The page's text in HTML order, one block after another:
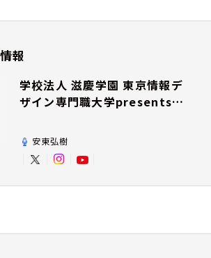
報
学校法人 滋慶学園 東京情報デ
ザイン専門職大学presents夢
安東弘樹